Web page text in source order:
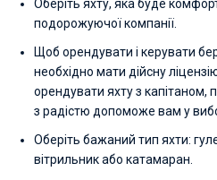
Оберіть яхту, яка буде
подорожуючої компанії.
Щоб орендувати і керувати
необхідно мати дійсну
орендувати яхту з капітаном,
з радістю допоможе вам у
Оберіть бажаний тип яхти:
вітрильник або катамаран.